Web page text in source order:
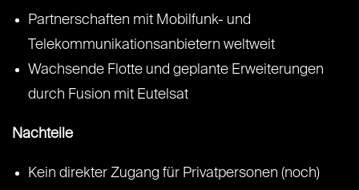
Partnerschaften mit Mobilfunk- und
Telekommunikationsanbietern weltweit
Wachsende Flotte und geplante Erweiterungen
durch Fusion mit Eutelsat
Nachteile
Kein direkter Zugang für Privatpersonen (noch)